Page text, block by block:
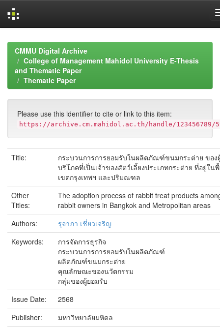
navigationCMMU Digital Archive
College of Management Mahidol University E-Thesis
and Thematic Paper
Thematic Paper
Please use this identifier to cite or link to this item:
https://archive.cm.mahidol.ac.th/handle/123456789/
Title:
กระบวนการการยอมรับในผลิตภัณฑ์ขนมกระต่าย ของ
บริโภคที่เป็นเจ้าของสัตว์เลี้ยงประเภทกระต่าย ที่อยู่ใน
เขตกรุงเทพฯ และปริมณฑล
Other
Titles:
The adoption process of rabbit treat products
rabbit owners in Bangkok and Metropolitan areas
Authors:
รุจาภา เชี่ยวเจริญ
Keywords:
การจัดการธุรกิจ
กระบวนการการยอมรับในผลิตภัณฑ์
ผลิตภัณฑ์ขนมกระต่าย
คุณลักษณะของนวัตกรรม
กลุ่มของผู้ยอมรับ
Issue Date:
2568
Publisher:
มหาวิทยาลัยมหิดล